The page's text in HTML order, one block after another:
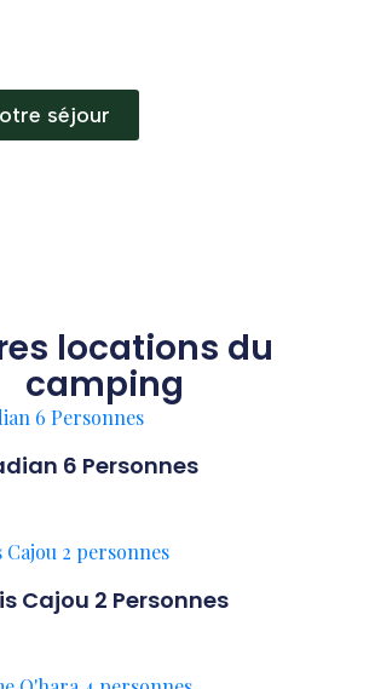
séjour
locations du
camping
6 Personnes
Cajou 2 Personnes